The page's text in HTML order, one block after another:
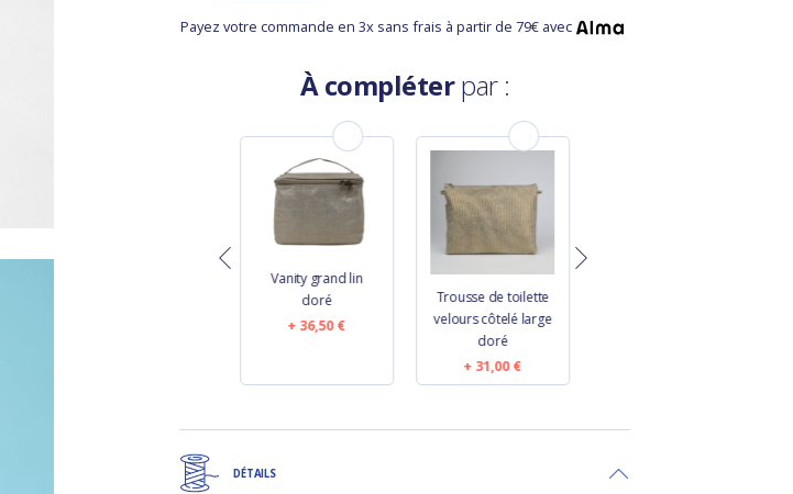
Payez votre commande en 3x sans frais à partir de 79€ avec
À compléterpar :
Vanity grand lin
doré
36,50 €
Trousse de toilette
velours côtelé large
doré
31,00 €
DÉTAILS